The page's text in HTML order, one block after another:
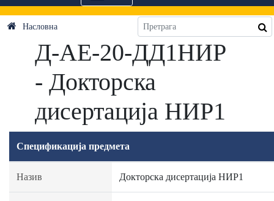
Насловна
Д-АЕ-20-ДД1НИР
- Докторска
дисертација НИР1
Спецификација предмета
Назив Докторска дисертација НИР1